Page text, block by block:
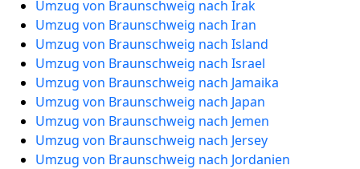
Umzug von Braunschweig nach Irak
Umzug von Braunschweig nach Iran
Umzug von Braunschweig nach Island
Umzug von Braunschweig nach Israel
Umzug von Braunschweig nach Jamaika
Umzug von Braunschweig nach Japan
Umzug von Braunschweig nach Jemen
Umzug von Braunschweig nach Jersey
Umzug von Braunschweig nach Jordanien